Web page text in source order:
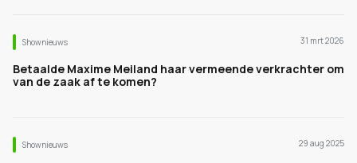
Shownieuws 31 mrt 2026
Betaalde Maxime Meiland haar vermeende verkrachter om
van de zaak af te komen?
Shownieuws 29 aug 2025